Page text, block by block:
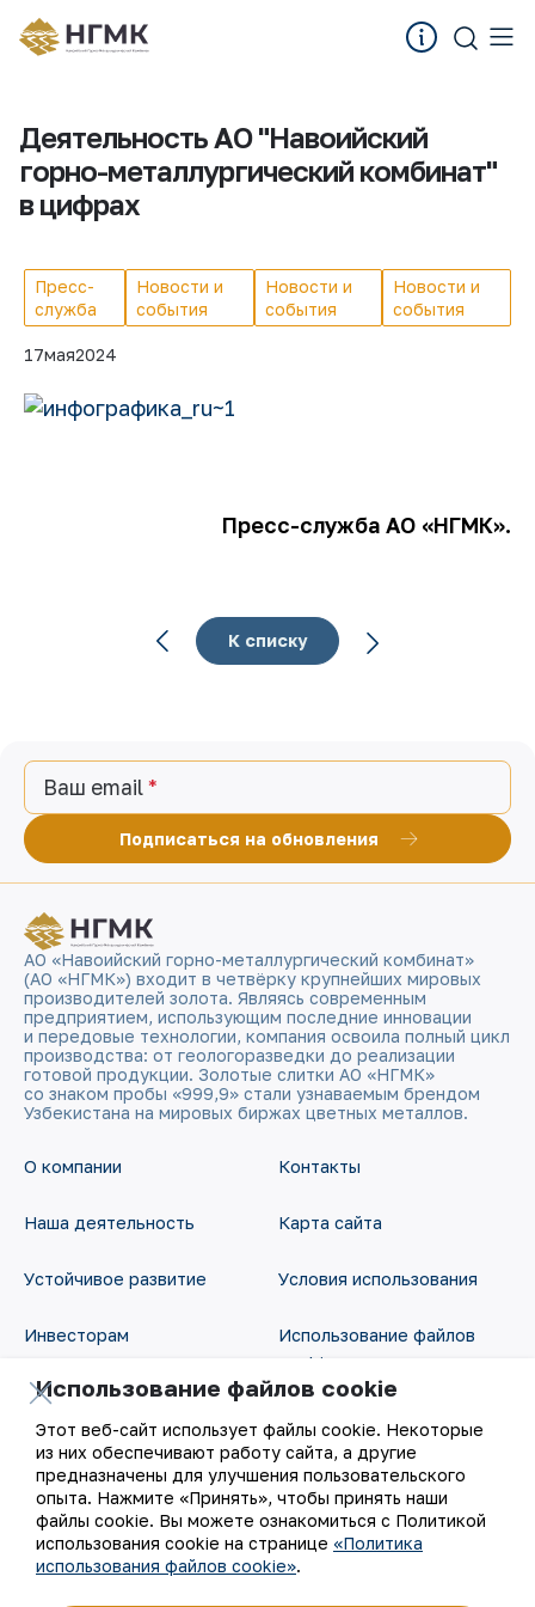
Деятельность АО "Навоийский
горно-металлургический комбинат"
в цифрах
Пресс-
служба
Новости и
события
Новости и
события
Новости и
события
17мая2024
Пресс-служба АО «НГМК».
К списку
Ваш email
Подписаться на обновления
АО «Навоийский горно-металлургический комбинат»
(АО «НГМК») входит в четвёрку крупнейших мировых
производителей золота. Являясь современным
предприятием, использующим последние инновации
и передовые технологии, компания освоила полный цикл
производства: от геологоразведки до реализации
готовой продукции. Золотые слитки АО «НГМК»
со знаком пробы «999,9» стали узнаваемым брендом
Узбекистана на мировых биржах цветных металлов.
О компании
Наша деятельность
Устойчивое развитие
Инвесторам
Пресс-центр
Карьера
Цифровое правительство
Контакты
Карта сайта
Условия использования
Использование файлов
cookie
Открытые данные
RSS - лента
Использование файлов cookie
Этот веб-сайт использует файлы cookie. Некоторые
из них обеспечивают работу сайта, а другие
предназначены для улучшения пользовательского
опыта. Нажмите «Принять», чтобы принять наши
файлы cookie. Вы можете ознакомиться с Политикой
использования cookie на странице «Политика
использования файлов cookie».